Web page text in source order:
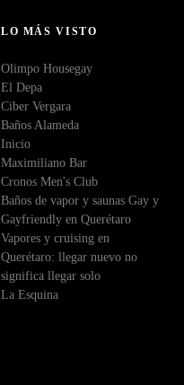
LO MÁS VISTO
Olimpo Housegay
El Depa
Ciber Vergara
Baños Alameda
Inicio
Maximiliano Bar
Cronos Men's Club
Baños de vapor y saunas Gay y
Gayfriendly en Querétaro
Vapores y cruising en
Querétaro: llegar nuevo no
significa llegar solo
La Esquina